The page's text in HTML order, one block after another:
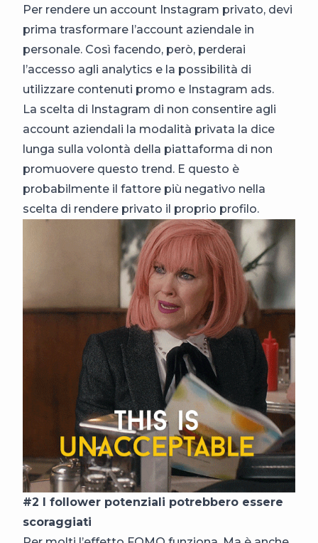
Per rendere un account Instagram privato, devi
prima trasformare l’account aziendale in
personale. Così facendo, però, perderai
l’accesso agli analytics e la possibilità di
utilizzare contenuti promo e Instagram ads.
La scelta di Instagram di non consentire agli
account aziendali la modalità privata la dice
lunga sulla volontà della piattaforma di non
promuovere questo trend. E questo è
probabilmente il fattore più negativo nella
scelta di rendere privato il proprio profilo.
#2 I follower potenziali potrebbero essere
scoraggiati